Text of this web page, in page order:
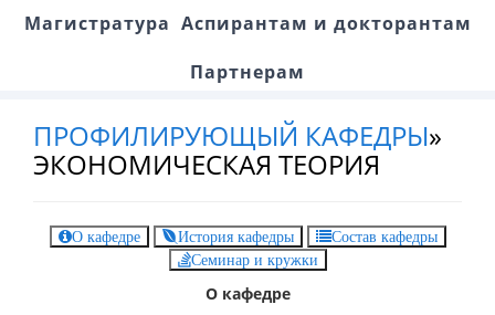
Магистратура Аспирантам и докторантам
Партнерам
ПРОФИЛИРУЮЩЫЙ КАФЕДРЫ»
ЭКОНОМИЧЕСКАЯ ТЕОРИЯ
О кафедре История кафедры
Состав кафедры
Семинар и кружки
О кафедре